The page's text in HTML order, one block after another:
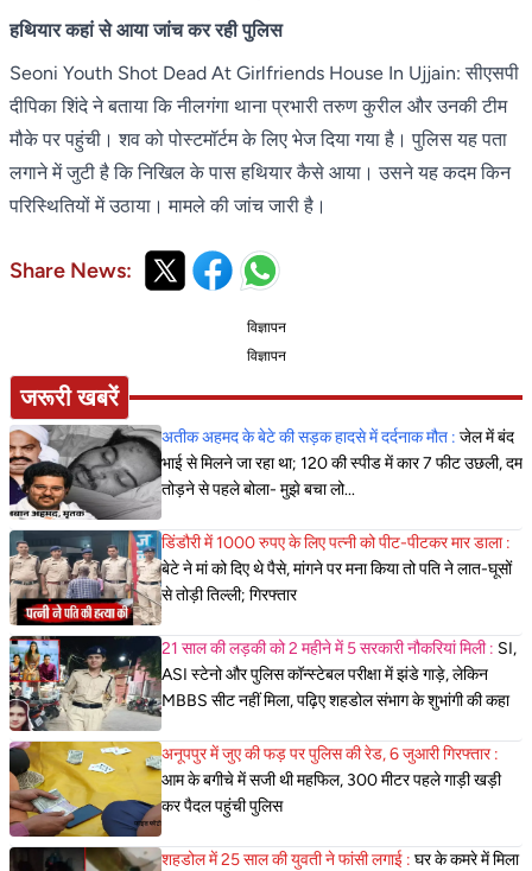
हथियार कहां से आया जांच कर रही पुलिस
Seoni Youth Shot Dead At Girlfriends House In Ujjain: सीएसपी
दीपिका शिंदे ने बताया कि नीलगंगा थाना प्रभारी तरुण कुरील और उनकी टीम
मौके पर पहुंची। शव को पोस्टमॉर्टम के लिए भेज दिया गया है। पुलिस यह पता
लगाने में जुटी है कि निखिल के पास हथियार कैसे आया। उसने यह कदम किन
परिस्थितियों में उठाया। मामले की जांच जारी है।
Share News:
विज्ञापन
विज्ञापन
जरूरी खबरें
अतीक अहमद के बेटे की सड़क हादसे में दर्दनाक मौत : जेल में बंद
भाई से मिलने जा रहा था; 120 की स्पीड में कार 7 फीट उछली, दम
तोड़ने से पहले बोला- मुझे बचा लो...
डिंडौरी में 1000 रुपए के लिए पत्नी को पीट-पीटकर मार डाला :
बेटे ने मां को दिए थे पैसे, मांगने पर मना किया तो पति ने लात-घूसों
से तोड़ी तिल्ली; गिरफ्तार
21 साल की लड़की को 2 महीने में 5 सरकारी नौकरियां मिली : SI,
ASI स्टेनो और पुलिस कॉन्स्टेबल परीक्षा में झंडे गाड़े, लेकिन
MBBS सीट नहीं मिला, पढ़िए शहडोल संभाग के शुभांगी की कहा
अनूपपुर में जुए की फड़ पर पुलिस की रेड, 6 जुआरी गिरफ्तार :
आम के बगीचे में सजी थी महफिल, 300 मीटर पहले गाड़ी खड़ी
कर पैदल पहुंची पुलिस
शहडोल में 25 साल की युवती ने फांसी लगाई : घर के कमरे में मिला